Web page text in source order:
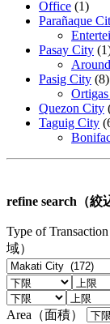
Office (1)
Parañaque
Pasay City
Pasig City (8)
Quezon City
Taguig City
refine search（絞
Type of
域）
Area（面積）